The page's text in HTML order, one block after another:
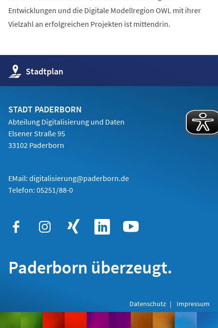
Entwicklungen und die Digitale Modellregion OWL mit ihrer
Vielzahl an erfolgreichen Projekten ist mittendrin.
Stadtplan
(Öffnet
in
einem
Tab)
STADT PADERBORN
Abteilung Digitalisierung und Daten
Elsener Straße 95
33102 Paderborn
EMail: digitalisierung@paderborn.de
Telefon: 05251/88-0
Paderborn überzeugt.
Datenschutz Impressum